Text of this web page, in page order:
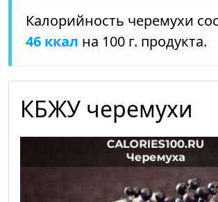
Калорийность черемухи
46 ккал на 100 г. продукта.
КБЖУ черемухи